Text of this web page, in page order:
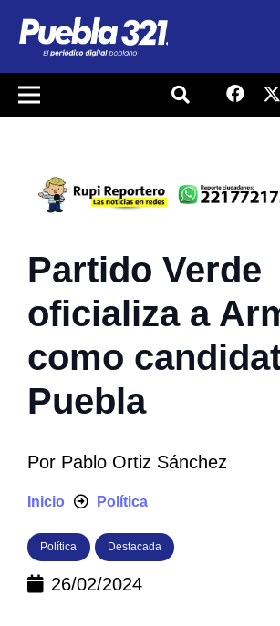
Partido Verde
oficializa a
como
Puebla
Por Pablo Ortiz Sánchez
Inicio Política
Política Destacada
26/02/2024